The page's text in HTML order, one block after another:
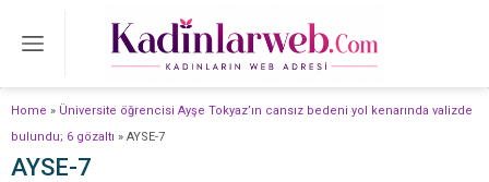
Home » Üniversite öğrencisi Ayşe Tokyaz’ın cansız bedeni yol kenarında valizde
bulundu; 6 gözaltı » AYSE-7
AYSE-7